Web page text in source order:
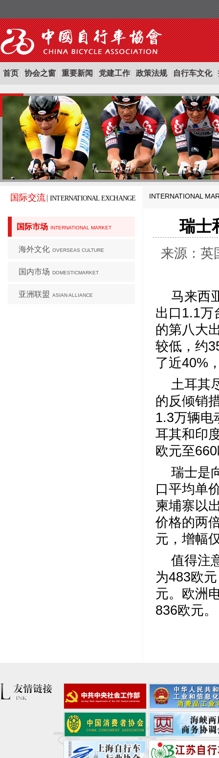
首页 协会之窗 重要新闻 党建工作 政策法规 自行车文化
国际交流 INTERNATIONAL EXCHANGE
国际市场 INTERNATIONAL MARKET
海外文化 OVERSEAS CULTURE
国内市场 DOMESTICMARKET
亚洲联盟 ASIAN ALLIANCE
INTERNATIONAL
瑞士
来源：英
马来西
出口1.1万
的第八大
较低，约
了近40%
土耳其
的反倾销
1.3万辆电
耳其和印
欧元至
瑞士是
口平均单
柬埔寨以
价格的两
元，增幅
值得注
为483欧
元。欧洲
836欧元。